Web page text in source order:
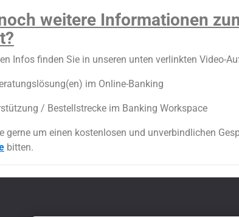
weitere Informationen
Infos finden Sie in unseren unten verlinkten Video-
im Online-Banking
/ Bestellstrecke im Banking Workspace
gerne um einen kostenlosen und unverbindlichen
bitten.